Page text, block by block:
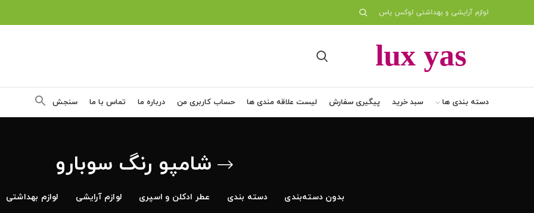
لوازم آرایشی و بهداشتی لوکس یاس
دسته بندی ها سبد خرید پیگیری سفارش لیست علاقه مندی ها حساب کاربری من درباره ما تماس با ما سنجش
شامپو رنگ سوبارو
بدون دسته‌بندی دسته بندی عطر ادکلن و اسپری لوازم آرایشی لوازم بهداشتی